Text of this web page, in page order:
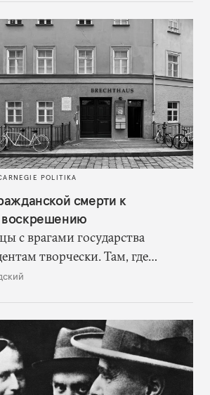
POLITIKA
смерти к
воскрешению
с врагами государства
творчески. Там, где
в революционном угаре,
и перекрывая вскрывшиеся